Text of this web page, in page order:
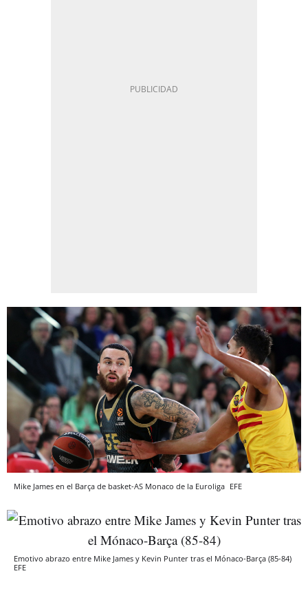
Mike James en el Barça de basket-AS Monaco de la Euroliga EFE
Emotivo abrazo entre Mike James y Kevin Punter tras el Mónaco-Barça (85-84)
EFE